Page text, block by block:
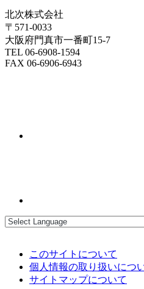
北次株式会社
〒571-0033
大阪府門真市一番町15-7
TEL 06-6908-1594
FAX 06-6906-6943
このサイトについて
個人情報の取り扱いにつ
サイトマップについて